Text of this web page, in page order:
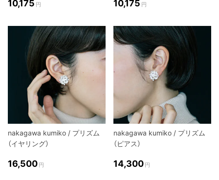
10,175 円 10,175 円
nakagawa kumiko / プリズム
（イヤリング）
16,500 円
nakagawa kumiko / プリズム
（ピアス）
14,300 円